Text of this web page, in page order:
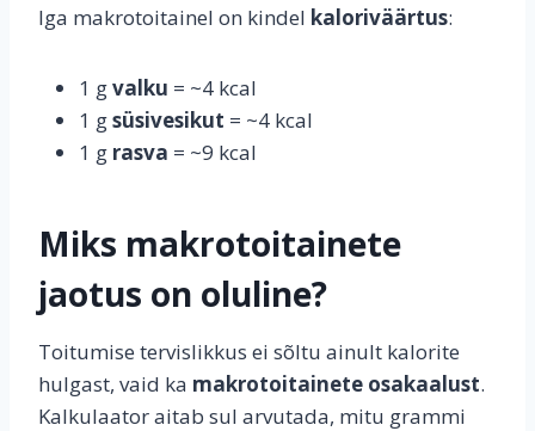
Iga makrotoitainel on kindel kaloriväärtus:
1 gvalku = ~4 kcal
1 gsüsivesikut = ~4 kcal
1 g rasva = ~9 kcal
Miks makrotoitainete
jaotus on oluline?
Toitumise tervislikkus ei sõltu ainult kalorite
hulgast, vaid ka makrotoitainete osakaalust.
Kalkulaator aitab sul arvutada, mitu grammi